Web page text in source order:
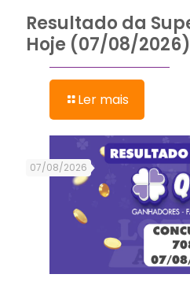
Resultado da
Hoje (07/08/2026)
Ler mais
07/08/2026